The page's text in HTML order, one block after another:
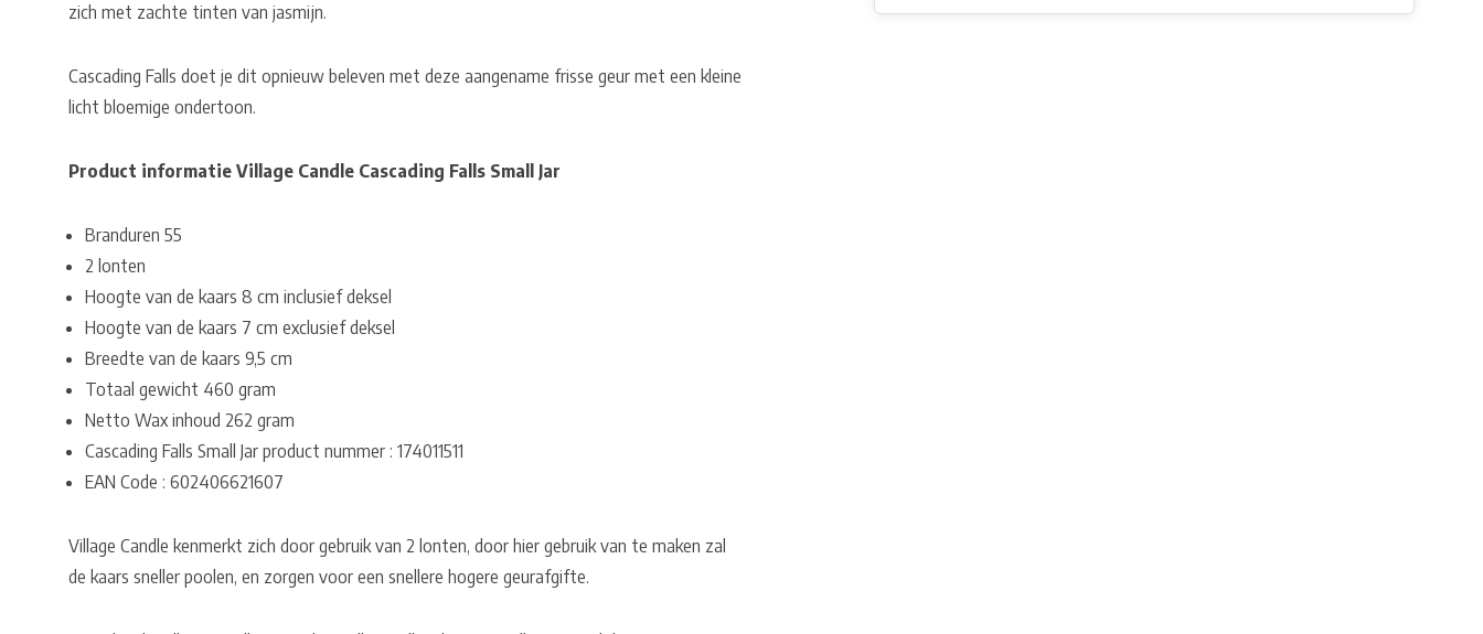
zich met zachte tinten van jasmijn.
Cascading Falls doet je dit opnieuw beleven met deze aangename frisse geur met een kleine
licht bloemige ondertoon.
Product informatie Village Candle Cascading Falls Small Jar
Branduren 55
2 lonten
Hoogte van de kaars 8 cm inclusief deksel
Hoogte van de kaars 7 cm exclusief deksel
Breedte van de kaars 9,5 cm
Totaal gewicht 460 gram
Netto Wax inhoud 262 gram
Cascading Falls Small Jar product nummer : 174011511
EAN Code : 602406621607
Village Candle kenmerkt zich door gebruik van 2 lonten, door hier gebruik van te maken zal
de kaars sneller poolen, en zorgen voor een snellere hogere geurafgifte.